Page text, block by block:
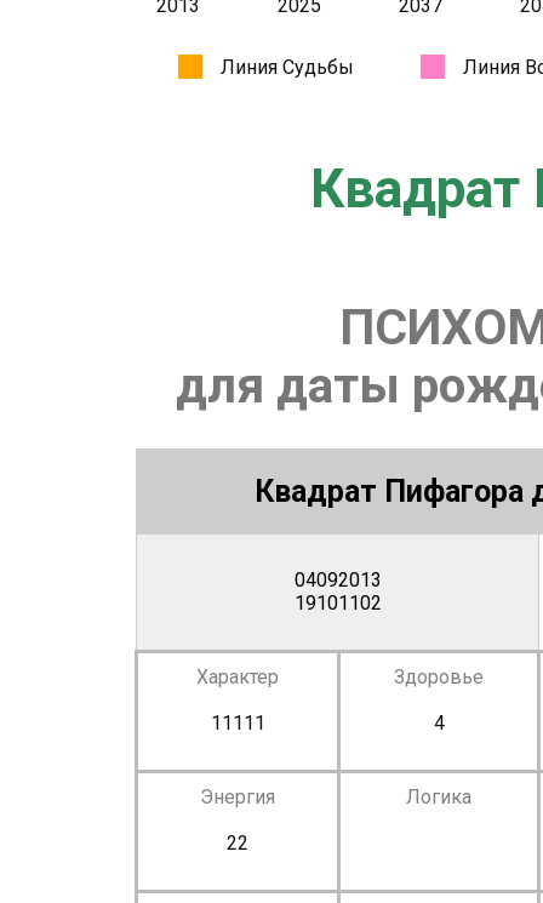
Квадрат
для даты
Квадрат Пифагора
04092013
19101102
Характер
11111
Здоровье
4
Энергия
22
Логика